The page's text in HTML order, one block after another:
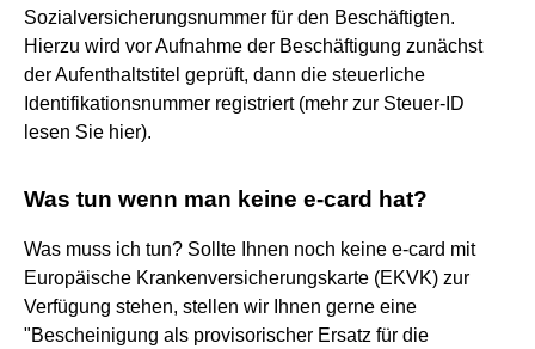
Sozialversicherungsnummer für den Beschäftigten.
Hierzu wird vor Aufnahme der Beschäftigung zunächst
der Aufenthaltstitel geprüft, dann die steuerliche
Identifikationsnummer registriert (mehr zur Steuer-ID
lesen Sie hier).
Was tun wenn man keine e-card hat?
Was muss ich tun? Sollte Ihnen noch keine e-card mit
Europäische Krankenversicherungskarte (EKVK) zur
Verfügung stehen, stellen wir Ihnen gerne eine
"Bescheinigung als provisorischer Ersatz für die